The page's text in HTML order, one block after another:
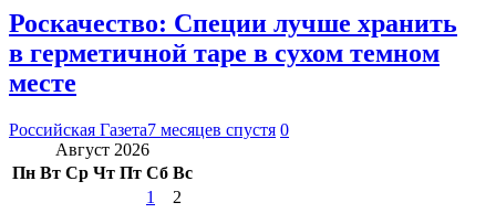
Роскачество: Специи лучше хранить
в герметичной таре в сухом темном
месте
Российская Газета7 месяцев спустя 0
Август 2026
Пн Вт Ср Чт Пт Сб Вс
1
2